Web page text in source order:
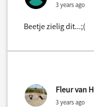
3 years ago
Beetje zielig dit...;(
Fleur van
3 years ago